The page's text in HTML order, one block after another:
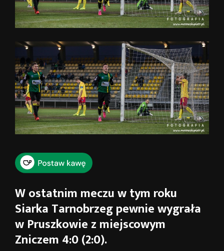
W ostatnim meczu w tym roku
Siarka Tarnobrzeg pewnie wygrała
w Pruszkowie z miejscowym
Zniczem 4:0 (2:0).